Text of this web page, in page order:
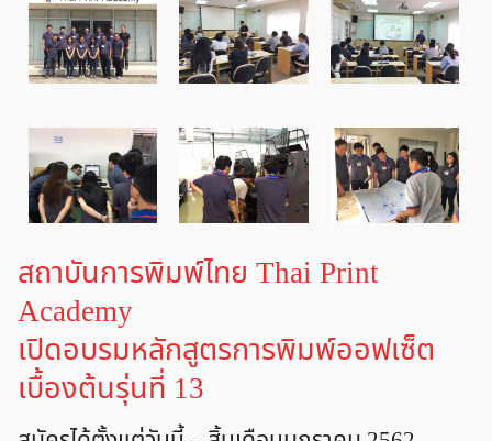
สถาบันการพิมพ์ไทย Thai Print
Academy
เปิดอบรมหลักสูตรการพิมพ์ออฟเซ็ต
เบื้องต้นรุ่นที่ 13